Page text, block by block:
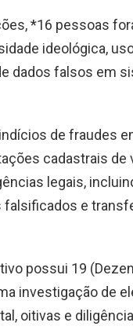
*16 pessoas
ideológica,
dados falsos em
de fraudes
cadastrais
legais,
e
possui 19
investigação de
oitivas e